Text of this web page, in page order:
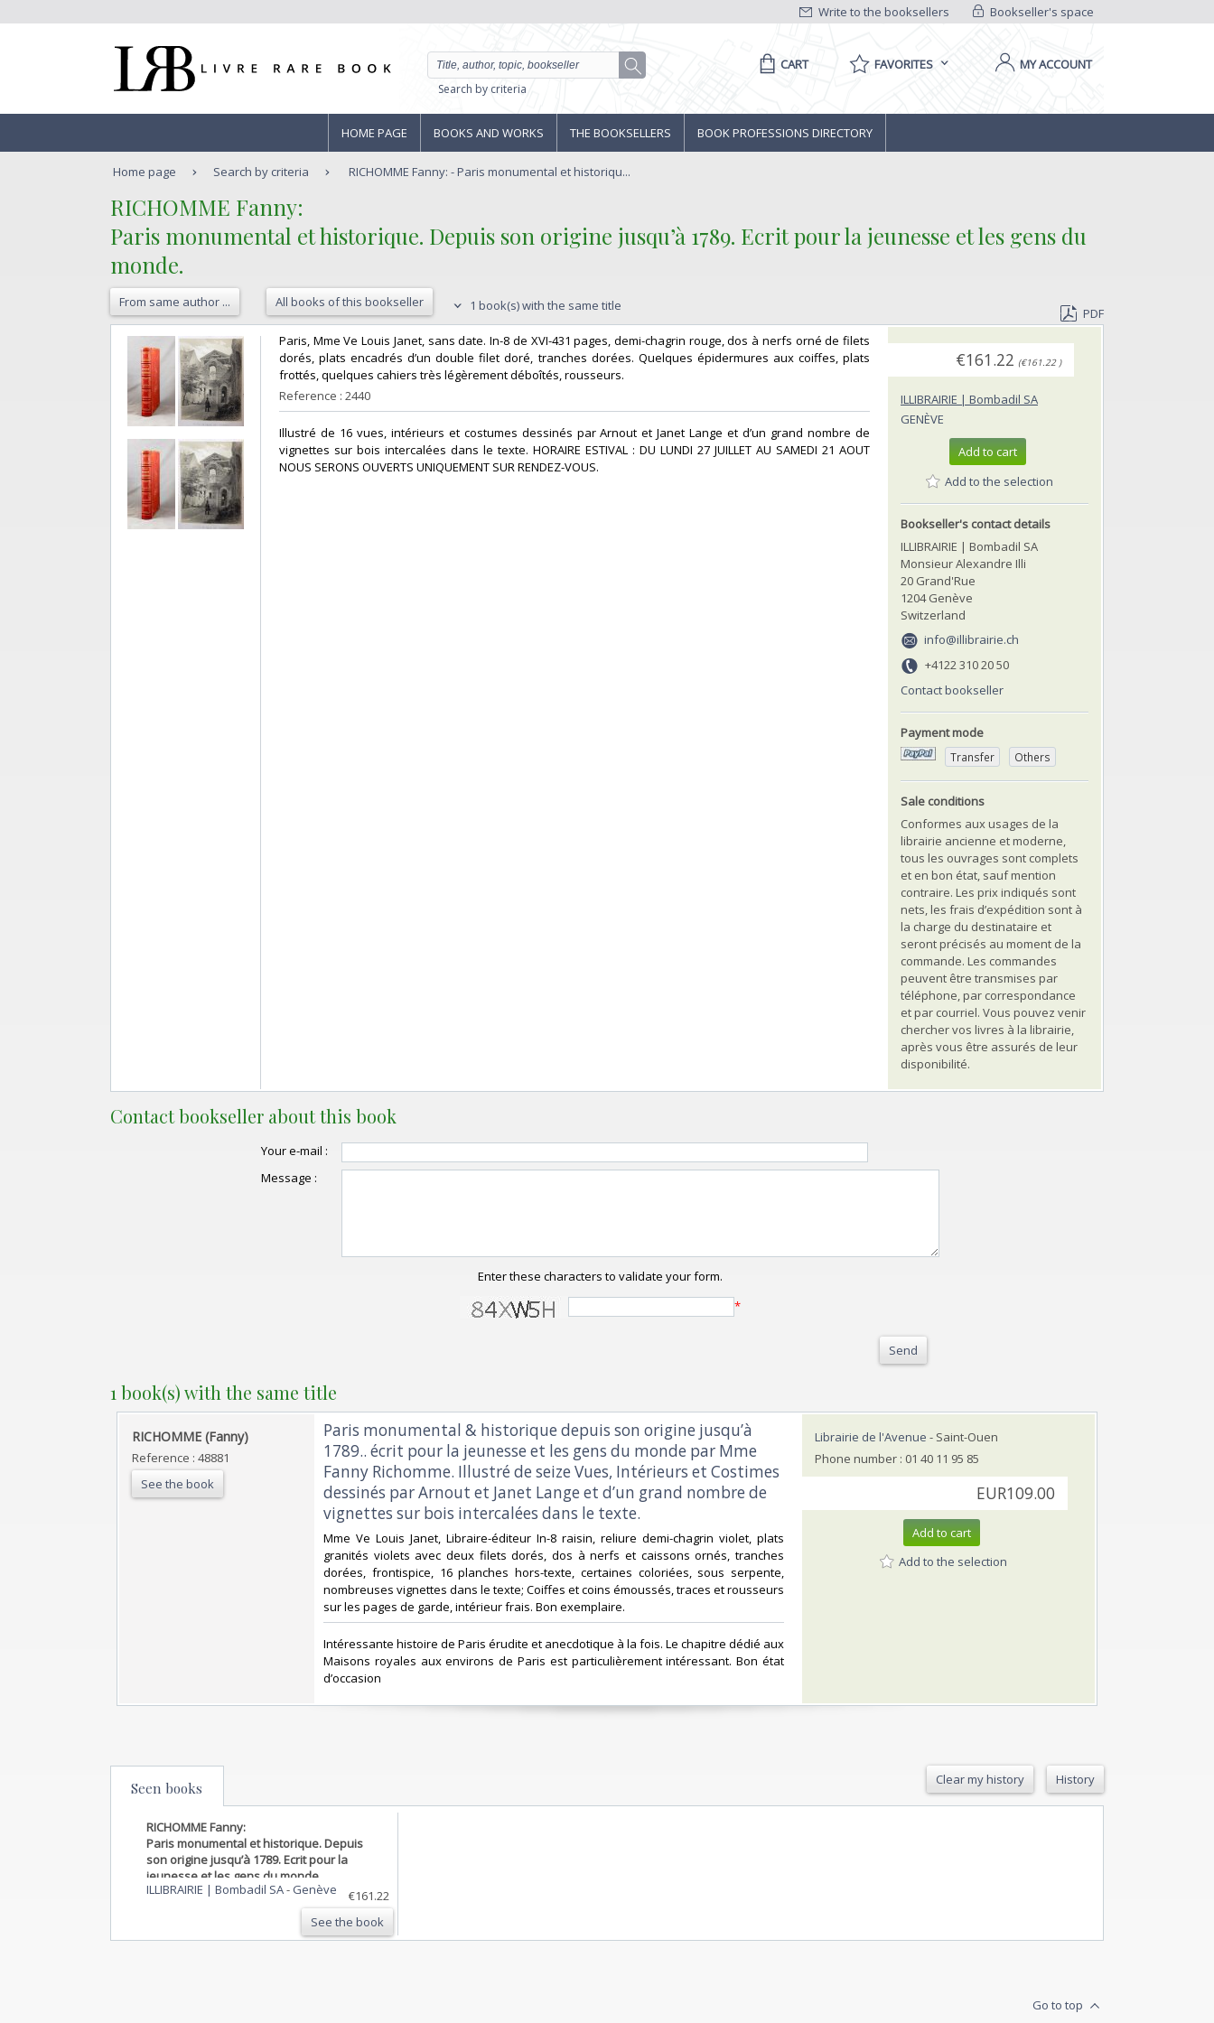
Bookseller's space
Write to the booksellers
Search by criteria
CART FAVORITES MY ACCOUNT
HOME PAGE BOOKS AND WORKS THE BOOKSELLERS BOOK PROFESSIONS DIRECTORY
Home page Search by criteria RICHOMME Fanny: - Paris monumental et historiqu...
‎RICHOMME Fanny:‎
‎Paris monumental et historique. Depuis son origine jusqu’à 1789. Ecrit pour la jeunesse et les gens du
monde.‎
From same author ... All books of this bookseller 1 book(s) with the same title
PDF
‎Paris, Mme Ve Louis Janet, sans date. In-8 de XVI-431 pages, demi-chagrin rouge, dos à nerfs orné de filets
dorés, plats encadrés d’un double filet doré, tranches dorées. Quelques épidermures aux coiffes, plats
frottés, quelques cahiers très légèrement déboîtés, rousseurs. ‎
Reference : 2440
‎Illustré de 16 vues, intérieurs et costumes dessinés par Arnout et Janet Lange et d’un grand nombre de
vignettes sur bois intercalées dans le texte. HORAIRE ESTIVAL : DU LUNDI 27 JUILLET AU SAMEDI 21 AOUT
NOUS SERONS OUVERTS UNIQUEMENT SUR RENDEZ-VOUS.‎
€161.22 (€161.22 )
ILLIBRAIRIE | Bombadil SA
GENÈVE
Add to cart
Add to the selection
Bookseller's contact details
ILLIBRAIRIE | Bombadil SA
Monsieur Alexandre Illi
20 Grand'Rue
1204 Genève
Switzerland
info@illibrairie.ch
+4122 310 20 50
Contact bookseller
Payment mode
Transfer Others
Sale conditions
Conformes aux usages de la
librairie ancienne et moderne,
tous les ouvrages sont complets
et en bon état, sauf mention
contraire. Les prix indiqués sont
nets, les frais d’expédition sont à
la charge du destinataire et
seront précisés au moment de la
commande. Les commandes
peuvent être transmises par
téléphone, par correspondance
et par courriel. Vous pouvez venir
chercher vos livres à la librairie,
après vous être assurés de leur
disponibilité.
Contact bookseller about this book
Your e-mail :
Message :
Enter these characters to validate your form.
*
Send
1 book(s) with the same title
‎RICHOMME (Fanny)‎
Reference : 48881
See the book
‎Paris monumental & historique depuis son origine jusqu’à
1789.. écrit pour la jeunesse et les gens du monde par Mme
Fanny Richomme. Illustré de seize Vues, Intérieurs et Costimes
dessinés par Arnout et Janet Lange et d’un grand nombre de
vignettes sur bois intercalées dans le texte.‎
‎Mme Ve Louis Janet, Libraire-éditeur In-8 raisin, reliure demi-chagrin violet, plats
granités violets avec deux filets dorés, dos à nerfs et caissons ornés, tranches
dorées, frontispice, 16 planches hors-texte, certaines coloriées, sous serpente,
nombreuses vignettes dans le texte; Coiffes et coins émoussés, traces et rousseurs
sur les pages de garde, intérieur frais. Bon exemplaire.‎
‎Intéressante histoire de Paris érudite et anecdotique à la fois. Le chapitre dédié aux
Maisons royales aux environs de Paris est particulièrement intéressant. Bon état
d’occasion ‎
Librairie de l'Avenue - Saint-Ouen
Phone number : 01 40 11 95 85
EUR109.00
Add to cart
Add to the selection
Seen books Clear my history History
RICHOMME Fanny:
Paris monumental et historique. Depuis
son origine jusqu’à 1789. Ecrit pour la
jeunesse et les gens du monde.
ILLIBRAIRIE | Bombadil SA- Genève
€161.22
See the book
Go to top